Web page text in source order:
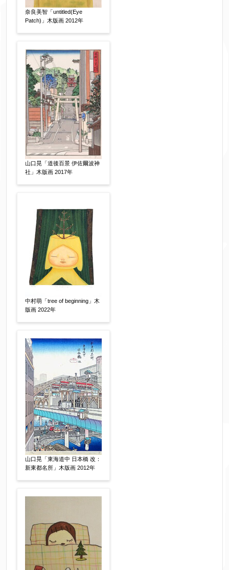
日本画
油彩画
素描
立体
その他
絵の画面サイズ 【任意】
体裁 【任意】
額装
軸装
その他
サイン等の有無
サイン有(自筆)
その他
限定番号 【任意】
売却希望時期 【任意】
すぐに売りたい
他社様の査定価格 【任意】
会社名：
査定額：
作品コンディション 【任意】
奈良美智「untitled(Eye
Patch)」木版画 2012年
山口晃「道後百景 伊佐爾波神
社」木版画 2017年
中村萌「tree of beginning」木
版画 2022年
山口晃「東海道中 日本橋 改：
新東都名所」木版画 2012年